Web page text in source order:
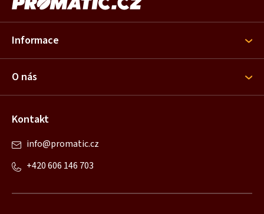
p
t
Informace
O nás
Kontakt
info@promatic.cz
+420 606 146 703